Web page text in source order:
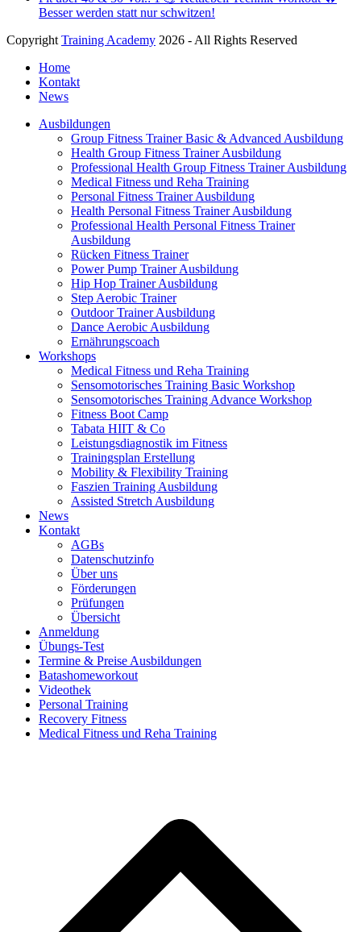
Besser werden statt nur schwitzen!
Copyright Training Academy 2026 - All Rights Reserved
Home
Kontakt
News
Ausbildungen
Group Fitness Trainer Basic & Advanced Ausbildung
Health Group Fitness Trainer Ausbildung
Professional Health Group Fitness Trainer Ausbildung
Medical Fitness und Reha Training
Personal Fitness Trainer Ausbildung
Health Personal Fitness Trainer Ausbildung
Professional Health Personal Fitness Trainer
Ausbildung
Rücken Fitness Trainer
Power Pump Trainer Ausbildung
Hip Hop Trainer Ausbildung
Step Aerobic Trainer
Outdoor Trainer Ausbildung
Dance Aerobic Ausbildung
Ernährungscoach
Workshops
Medical Fitness und Reha Training
Sensomotorisches Training Basic Workshop
Sensomotorisches Training Advance Workshop
Fitness Boot Camp
Tabata HIIT & Co
Leistungsdiagnostik im Fitness
Trainingsplan Erstellung
Mobility & Flexibility Training
Faszien Training Ausbildung
Assisted Stretch Ausbildung
News
Kontakt
AGBs
Datenschutzinfo
Über uns
Förderungen
Prüfungen
Übersicht
Anmeldung
Übungs-Test
Termine & Preise Ausbildungen
Batashomeworkout
Videothek
Personal Training
Recovery Fitness
Medical Fitness und Reha Training